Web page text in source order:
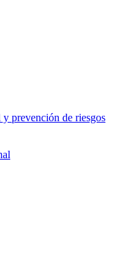
prevención de riesgos